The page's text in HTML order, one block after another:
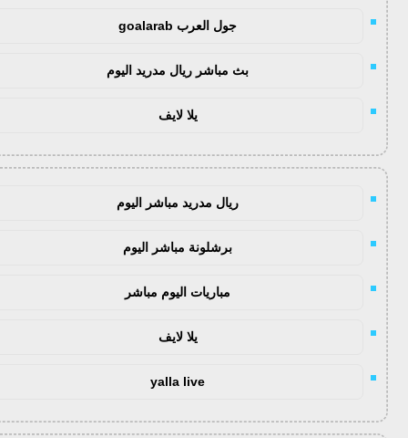
جول العرب goalarab
بث مباشر ريال مدريد اليوم
يلا لايف
ريال مدريد مباشر اليوم
برشلونة مباشر اليوم
مباريات اليوم مباشر
يلا لايف
yalla live